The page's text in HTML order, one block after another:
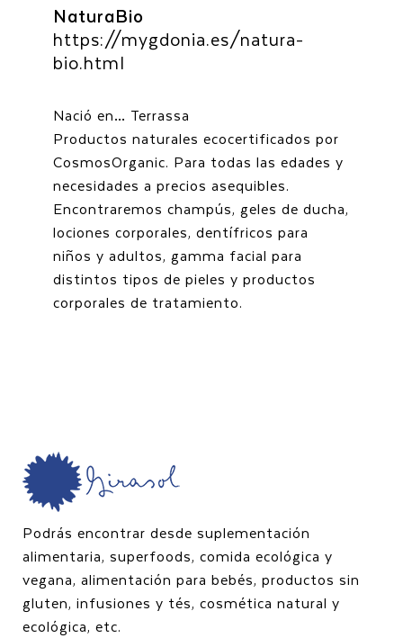
NaturaBio
https://mygdonia.es/natura-
bio.html
Nació en… Terrassa
Productos naturales ecocertificados por
CosmosOrganic. Para todas las edades y
necesidades a precios asequibles.
Encontraremos champús, geles de ducha,
lociones corporales, dentífricos para
niños y adultos, gamma facial para
distintos tipos de pieles y productos
corporales de tratamiento.
Podrás encontrar desde suplementación
alimentaria, superfoods, comida ecológica y
vegana, alimentación para bebés, productos sin
gluten, infusiones y tés, cosmética natural y
ecológica, etc.